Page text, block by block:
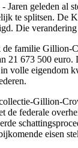
- Jaren geleden al
te splitsen. De
Die
de familie Gillion-
21 673 500 euro.
volle eigendom
Gillion-
de federale
eisen